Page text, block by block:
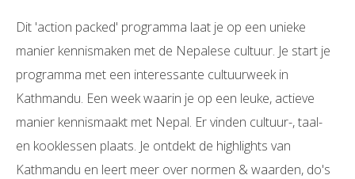
Dit 'action packed' programma laat je op een unieke
manier kennismaken met de Nepalese cultuur. Je start je
programma met een interessante cultuurweek in
Kathmandu. Een week waarin je op een leuke, actieve
manier kennismaakt met Nepal. Er vinden cultuur-, taal-
en kooklessen plaats. Je ontdekt de highlights van
Kathmandu en leert meer over normen & waarden, do's